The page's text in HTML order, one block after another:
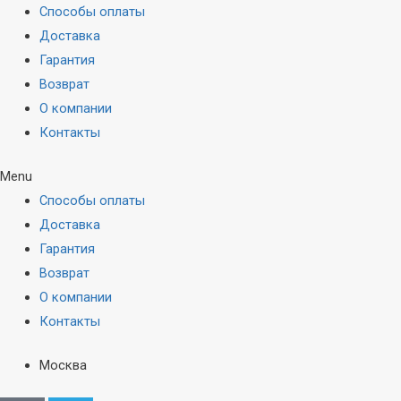
Способы оплаты
Доставка
Гарантия
Возврат
О компании
Контакты
Menu
Способы оплаты
Доставка
Гарантия
Возврат
О компании
Контакты
Москва